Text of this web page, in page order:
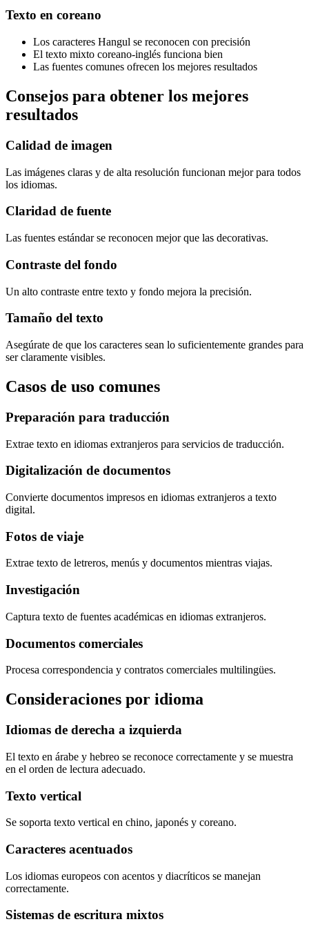
Texto en coreano
Los caracteres Hangul se reconocen con precisión
El texto mixto coreano-inglés funciona bien
Las fuentes comunes ofrecen los mejores resultados
Consejos para obtener los mejores
resultados
Calidad de imagen
Las imágenes claras y de alta resolución funcionan mejor para todos
los idiomas.
Claridad de fuente
Las fuentes estándar se reconocen mejor que las decorativas.
Contraste del fondo
Un alto contraste entre texto y fondo mejora la precisión.
Tamaño del texto
Asegúrate de que los caracteres sean lo suficientemente grandes para
ser claramente visibles.
Casos de uso comunes
Preparación para traducción
Extrae texto en idiomas extranjeros para servicios de traducción.
Digitalización de documentos
Convierte documentos impresos en idiomas extranjeros a texto
digital.
Fotos de viaje
Extrae texto de letreros, menús y documentos mientras viajas.
Investigación
Captura texto de fuentes académicas en idiomas extranjeros.
Documentos comerciales
Procesa correspondencia y contratos comerciales multilingües.
Consideraciones por idioma
Idiomas de derecha a izquierda
El texto en árabe y hebreo se reconoce correctamente y se muestra
en el orden de lectura adecuado.
Texto vertical
Se soporta texto vertical en chino, japonés y coreano.
Caracteres acentuados
Los idiomas europeos con acentos y diacríticos se manejan
correctamente.
Sistemas de escritura mixtos